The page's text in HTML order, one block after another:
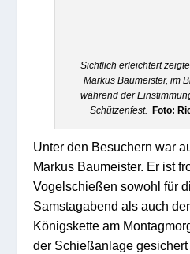
Sichtlich erleichtert
Markus Baumeister, im
während der
Schützenfest.
Foto:
Unter den Besuchern war
Markus Baumeister. Er ist
Vogelschießen sowohl für
Samstagabend als auch
Königskette am
der Schießanlage